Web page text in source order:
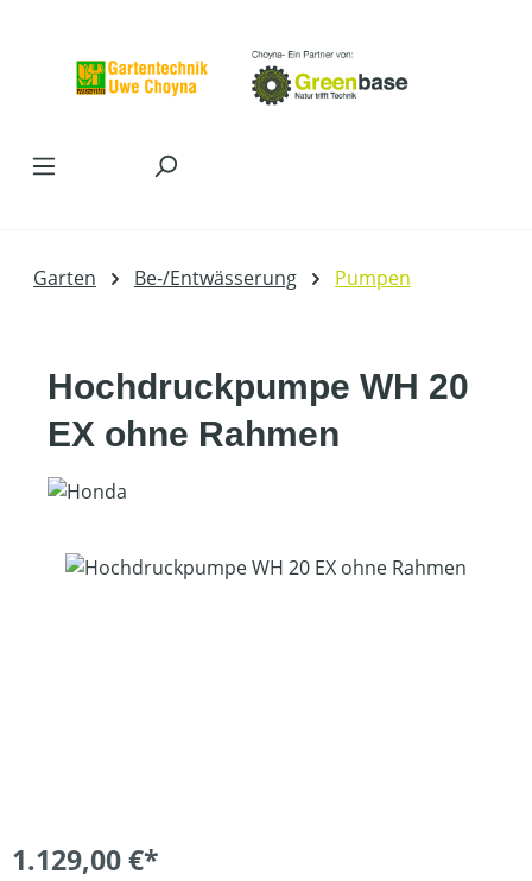
Garten Be-/Entwässerung Pumpen
Hochdruckpumpe WH 20
EX ohne Rahmen
Bildergalerie überspringen
1.129,00 €*